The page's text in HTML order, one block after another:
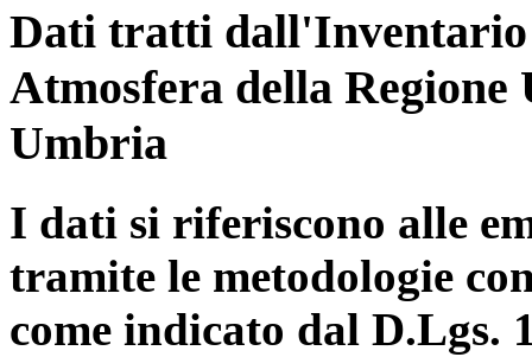
Dati tratti dall'Inventario
Atmosfera della
Umbria
I dati si riferiscono alle
tramite le metodologie
come indicato dal D.Lgs.